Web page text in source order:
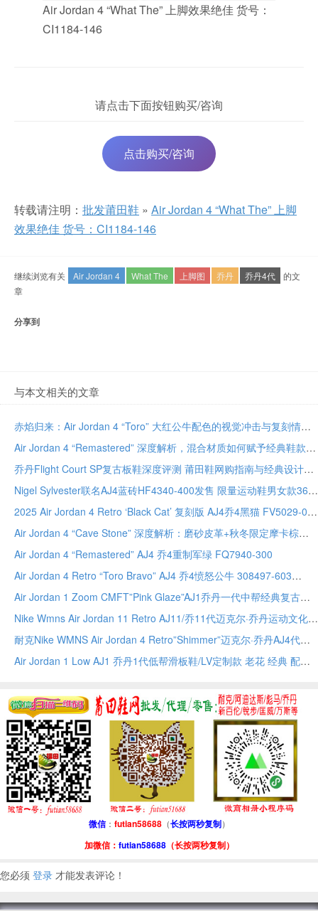
Air Jordan 4 “What The” 上脚效果绝佳 货号：
CI1184-146
请点击下面按钮购买/咨询
点击购买/咨询
转载请注明： 批发莆田鞋 » Air Jordan 4 “What The” 上脚
效果绝佳 货号：CI1184-146
继续浏览有关 Air Jordan 4 What The 上脚图 乔丹 乔丹4代
的文
章
分享到
与本文相关的文章
赤焰归来：Air Jordan 4 “Toro” 大红公牛配色的视觉冲击与复刻情怀
Air Jordan 4 “Remastered” 深度解析，混合材质如何赋予经典鞋款全新高级质感
乔丹Flight Court SP复古板鞋深度评测 莆田鞋网购指南与经典设计解析
Nigel Sylvester联名AJ4蓝砖HF4340-400发售 限量运动鞋男女款36-48.5码
2025 Air Jordan 4 Retro ‘Black Cat’ 复刻版 AJ4乔4黑猫 FV5029-010 – 忠实原版 Nike Air鞋跟全尺码
Air Jordan 4 “Cave Stone” 深度解析：磨砂皮革+秋冬限定摩卡棕重构复古美学
Air Jordan 4 “Remastered” AJ4 乔4重制军绿 FQ7940-300
Air Jordan 4 Retro “Toro Bravo” AJ4 乔4愤怒公牛 308497-603
Air Jordan 1 Zoom CMFT”Pink Glaze”AJ1乔丹一代中帮经典复古文化休闲运动篮球鞋
Nike Wmns Air Jordan 11 Retro AJ11/乔11代迈克尔·乔丹运动文化篮球鞋
耐克Nike WMNS Air Jordan 4 Retro”Shimmer”迈克尔·乔丹AJ4代中帮
Air Jordan 1 Low AJ1 乔丹1代低帮滑板鞋/LV定制款 老花 经典 配色
微信： futian58688（长按两秒复制）
加微信： futian58688（长按两秒复制）
您必须 登录 才能发表评论！